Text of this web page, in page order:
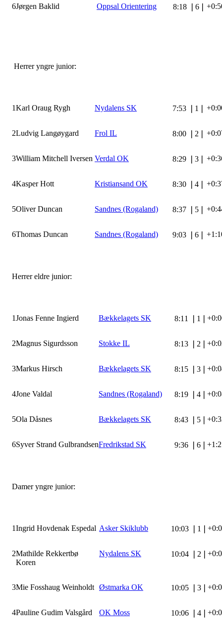
6Jørgen Baklid Oppsal Orientering 8:18 6
Herrer yngre junior:
1Karl Oraug Rygh Nydalens SK 7:53 1
2Ludvig Langøygard Frol IL 8:00 2
3William Mitchell Iversen Verdal OK 8:29 3
4Kasper Hott Kristiansand OK 8:30 4
5Oliver Duncan Sandnes (Rogaland) 8:37 5
6Thomas Duncan Sandnes (Rogaland) 9:03 6
Herrer eldre junior:
1Jonas Fenne Ingierd Bækkelagets SK 8:11 1
2Magnus Sigurdsson Stokke IL 8:13 2
3Markus Hirsch Bækkelagets SK 8:15 3
4Jone Valdal Sandnes (Rogaland) 8:19 4
5Ola Dåsnes Bækkelagets SK 8:43 5
6Syver Strand GulbrandsenFredrikstad SK 9:36 6
Damer yngre junior:
1Ingrid Hovdenak Espedal Asker Skiklubb 10:03 1
2Mathilde Rekkertbø
Koren
Nydalens SK 10:04 2
3Mie Fosshaug Weinholdt Østmarka OK 10:05 3
4Pauline Gudim Valsgård OK Moss 10:06 4